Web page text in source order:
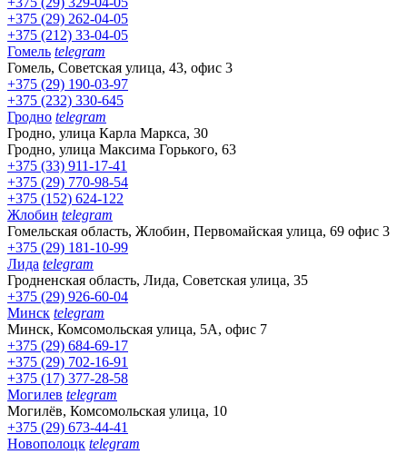
+375 (29) 262-04-05
+375 (212) 33-04-05
Гомель telegram
Гомель, Советская улица, 43, офис 3
+375 (29) 190-03-97
+375 (232) 330-645
Гродно telegram
Гродно, улица Карла Маркса, 30
Гродно, улица Максима Горького, 63
+375 (33) 911-17-41
+375 (29) 770-98-54
+375 (152) 624-122
Жлобин telegram
Гомельская область, Жлобин, Первомайская улица, 69 офис 3
+375 (29) 181-10-99
Лида telegram
Гродненская область, Лида, Советская улица, 35
+375 (29) 926-60-04
Минск telegram
Минск, Комсомольская улица, 5А, офис 7
+375 (29) 684-69-17
+375 (29) 702-16-91
+375 (17) 377-28-58
Могилев telegram
Могилёв, Комсомольская улица, 10
+375 (29) 673-44-41
Новополоцк telegram